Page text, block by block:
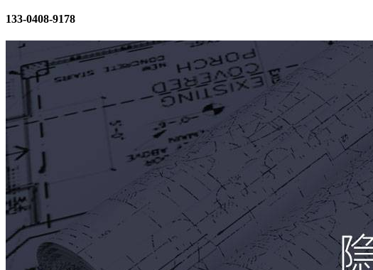
133-0408-9178